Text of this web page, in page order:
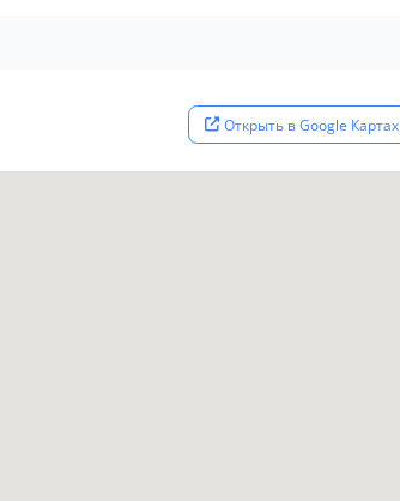
Открыть в Google Картах